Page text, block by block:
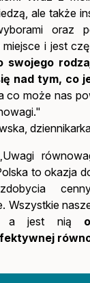
ale także
oraz
i jest
swojego
nad tym, co
co może nas
to okazja
Wszystkie
a jest nią